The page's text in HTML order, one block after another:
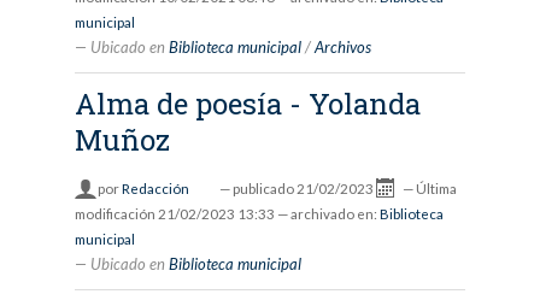
municipal
Ubicado en Biblioteca municipal /Archivos
Alma de poesía - Yolanda
Muñoz
porRedacción — publicado 21/02/2023 — Última
modificación 21/02/2023 13:33 — archivado en: Biblioteca
municipal
Ubicado en Biblioteca municipal